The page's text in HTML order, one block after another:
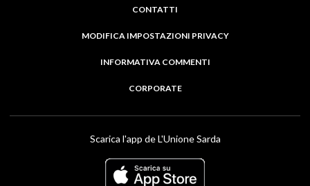
CONTATTI
MODIFICA IMPOSTAZIONI PRIVACY
INFORMATIVA COMMENTI
CORPORATE
Scarica l'app de L'Unione Sarda